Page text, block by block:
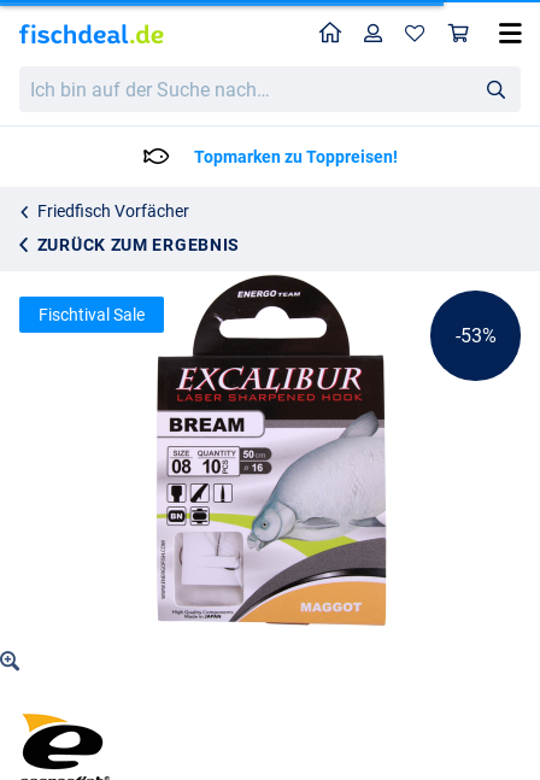
bin
HomeProfil
Topmarken zu Toppreisen!
Friedfisch Vorfächer
ZURÜCK ZUM ERGEBNIS
Energo Excalibur Bream Maggot Vorfachhaken
5.00
-53%
Fischtival Sale